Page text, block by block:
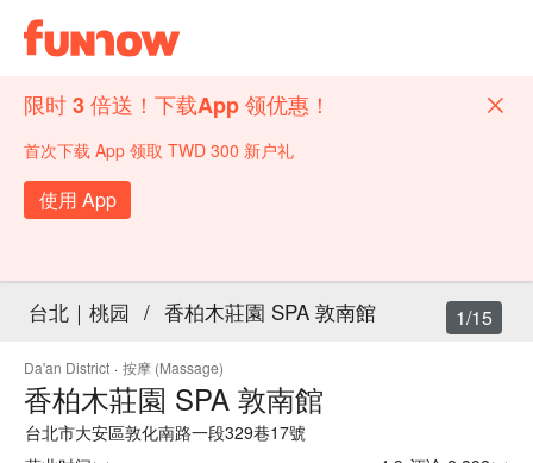
限时 3 倍送！下载App 领优惠！
首次下载 App 领取 TWD 300 新户礼
使用 App
台北｜桃园 / 香柏木莊園 SPA 敦南館
Da'an District · 按摩 (Massage)
香柏木莊園 SPA 敦南館
台北市大安區敦化南路一段329巷17號
1/15